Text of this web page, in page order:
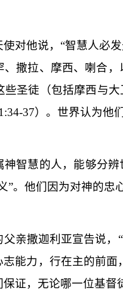
对他说，“智慧人必
撒拉、摩西、喇合
圣徒（包括摩西与
37）。世界认为他
智慧的人，能够分
”。他们因为对神的忠
亲撒迦利亚宣告说，“
能力，行在主的前
证，无论哪一位基督